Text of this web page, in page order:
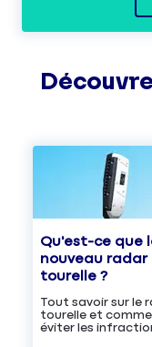
Qu'est-ce que
nouveau radar
tourelle ?
Tout savoir sur le
tourelle et
éviter les